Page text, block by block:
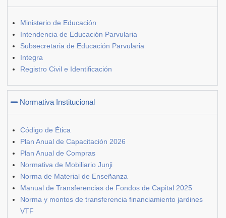
Ministerio de Educación
Intendencia de Educación Parvularia
Subsecretaria de Educación Parvularia
Integra
Registro Civil e Identificación
Normativa Institucional
Código de Ética
Plan Anual de Capacitación 2026
Plan Anual de Compras
Normativa de Mobiliario Junji
Norma de Material de Enseñanza
Manual de Transferencias de Fondos de Capital 2025
Norma y montos de transferencia financiamiento jardines
VTF